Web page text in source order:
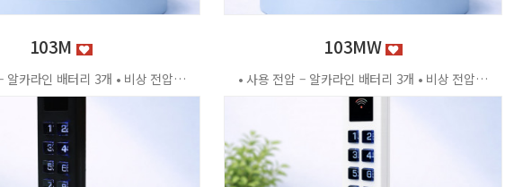
103M
• 사용 전압 – 알카라인 배터리 3개 • 비상 전압 - DC3.2V±0.2V • 전력 소비량 – 정전류 : ≤30μA 동작전류 : ≤150 MA • 사용 환경 – 온도 : 0℃ ~ +70℃ 습도 : RH 20% ~ RH95%RH 사용방법 < 잠금방법 > - 비밀번호 4자리 숫자를 입력하면 문이 자동으로 잠깁니다. < 찾는방법> - 입력했던 비밀번호 4자리 숫자를 누르면 자동으로 문이 열립니다. - 비밀번호를 잊었을 경우 마스터키 사용 가능 특징 - 마스터키 10개까지 등록가능 - 버튼 백라이트 - 배터리 방전 시 외부전원 공급기 사용가능 - 자동/수동 잠금 설정 가능 - 마스터 비밀번호 설정 가능 - 무음모드 가능 - 13.56MHZ
103MW
• 사용 전압 – 알카라인 배터리 3개 • 비상 전압 - DC3.2V±0.2V • 전력 소비량 – 정전류 : ≤30μA 동작전류 : ≤150 MA • 사용 환경 – 온도 : 0℃ ~ +70℃ 습도 : RH 20% ~ RH95%RH 사용방법 < 잠금방법 > - 비밀번호 4자리 숫자를 입력하면 문이 자동으로 잠깁니다. < 찾는방법> - 입력했던 비밀번호 4자리 숫자를 누르면 자동으로 문이 열립니다. - 비밀번호를 잊었을 경우 마스터키 사용 가능 특징 - 마스터키 10개까지 등록가능 - 버튼 백라이트 - 배터리 방전 시 외부전원 공급기 사용가능 - 자동/수동 잠금 설정 가능 - 마스터 비밀번호 설정 가능 - 무음모드 가능 - 13.56MHZ [이 게시물은 관리자님에 의해 2026-06-18 11:43:04 제품소개에서 복사 됨]